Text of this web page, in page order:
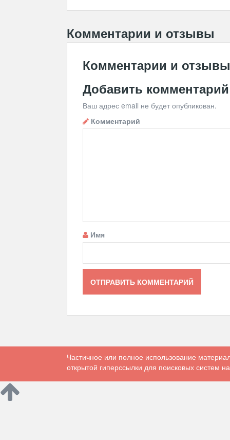
Комментарии и отзывы
Комментарии и отзывы
Добавить комментарий
Ваш адрес email не будет опубликован.
Комментарий
Имя
Частичное или полное использование
открытой гиперссылки для поисковых систем